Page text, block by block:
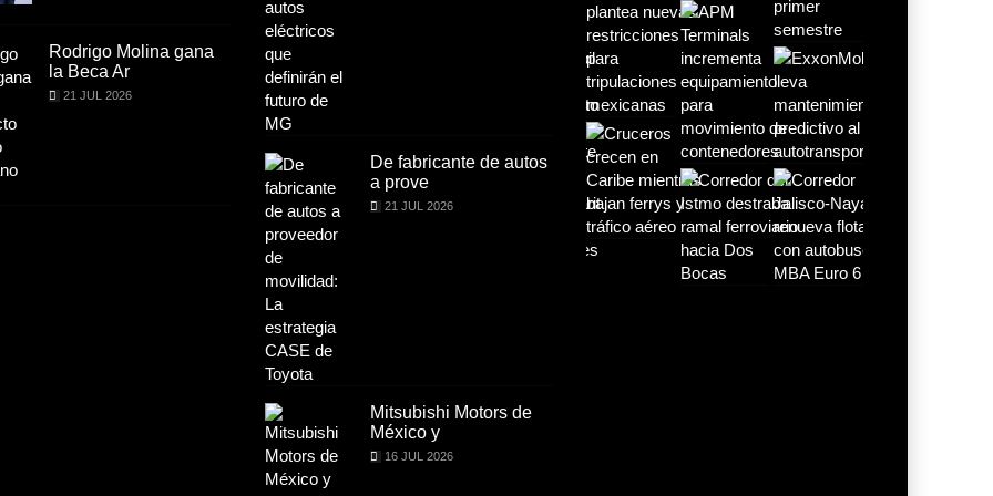
Rodrigo Molina gana
la Beca Ar
21 JUL 2026
Rodrigo Molina gana
la Beca Ar
21 JUL 2026
De fabricante de autos
a prove
21 JUL 2026
Mitsubishi Motors de
México y
16 JUL 2026
De fabricante de autos
a prove
21 JUL 2026